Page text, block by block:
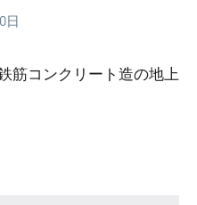
日
筋コンクリート造の地上